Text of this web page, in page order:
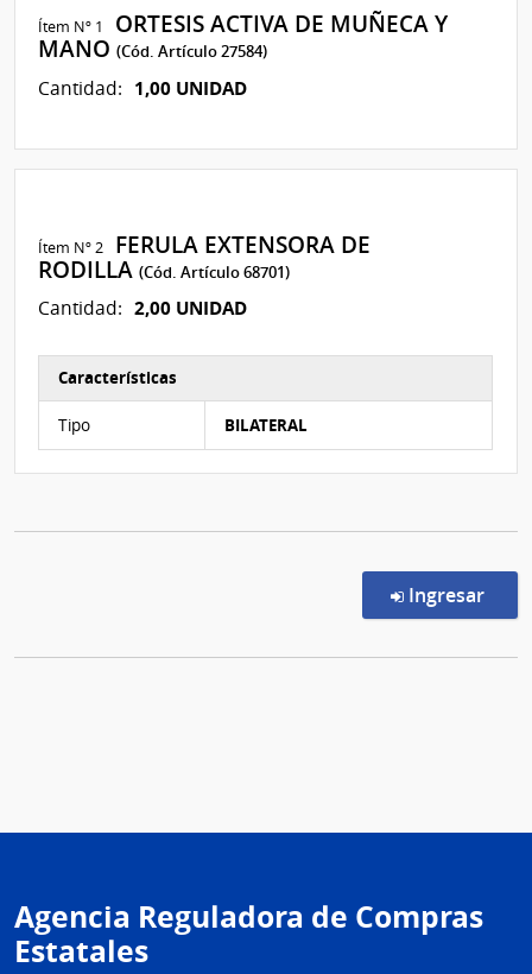
Ítem Nº 1
ORTESIS ACTIVA DE MUÑECA Y
MANO(Cód. Artículo 27584)
Cantidad: 1,00 UNIDAD
Ítem Nº 2
FERULA EXTENSORA DE
RODILLA(Cód. Artículo 68701)
Cantidad: 2,00 UNIDAD
Características
Tipo BILATERAL
Ingresar
Agencia Reguladora de Compras
Estatales